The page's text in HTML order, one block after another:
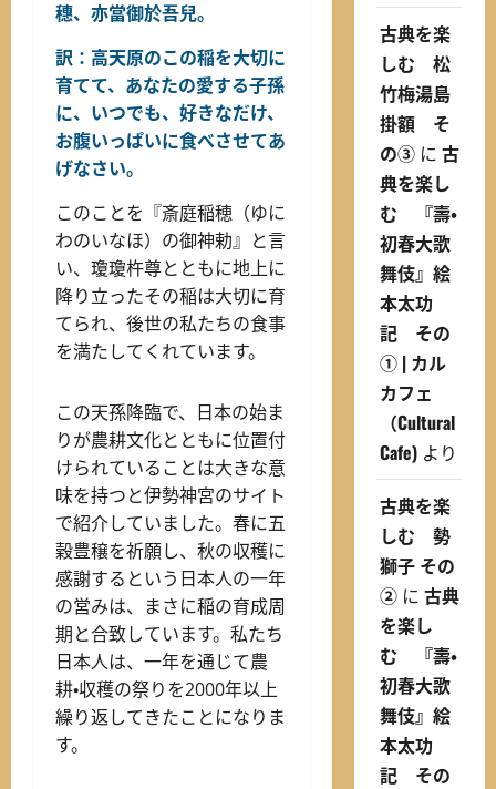
穗、亦當御於吾兒。
訳：高天原のこの稲を大切に
育てて、あなたの愛する子孫
に、いつでも、好きなだけ、
お腹いっぱいに食べさせてあ
げなさい。
このことを『斎庭稲穂（ゆに
わのいなほ）の御神勅』と言
い、瓊瓊杵尊とともに地上に
降り立ったその稲は大切に育
てられ、後世の私たちの食事
を満たしてくれています。
この天孫降臨で、日本の始ま
りが農耕文化とともに位置付
けられていることは大きな意
味を持つと伊勢神宮のサイト
で紹介していました。春に五
穀豊穣を祈願し、秋の収穫に
感謝するという日本人の一年
の営みは、まさに稲の育成周
期と合致しています。私たち
日本人は、一年を通じて農
耕・収穫の祭りを2000年以上
繰り返してきたことになりま
す。
古典を楽
しむ 松
竹梅湯島
掛額 そ
の③に 古
典を楽し
む 『壽・
初春大歌
舞伎』絵
本太功
記 その
① | カル
カフェ
（Cultural
Cafe)より
古典を楽
しむ 勢
獅子 その
②に 古典
を楽し
む 『壽・
初春大歌
舞伎』絵
本太功
記 その